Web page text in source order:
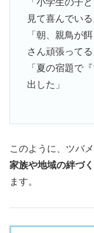
「小学生の子
見て喜んでい
「朝、親鳥が
さん頑張って
「夏の宿題で
出した」
このように、ツバ
家族や地域の絆づ
ます。